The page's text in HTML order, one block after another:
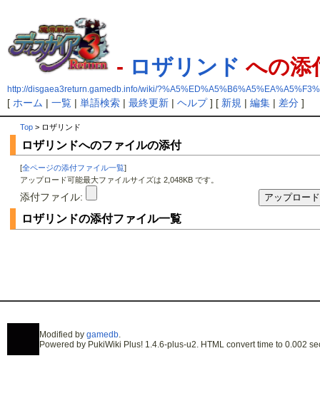
- ロザリンド への添
http://disgaea3return.gamedb.info/wiki/
[ ホーム | 一覧| 単語検索| 最終更新| ヘルプ] [ 新規 | 編集| 差分]
Top > ロザリンド
ロザリンドへのファイルの添付
[全ページの添付ファイル一覧]
アップロード可能最大ファイルサイズは 2,048KB です。
添付ファイル:
ロザリンドの添付ファイル一覧
Modified by gamedb.
Powered by PukiWiki Plus! 1.4.6-plus-u2. HTML convert time to 0.002